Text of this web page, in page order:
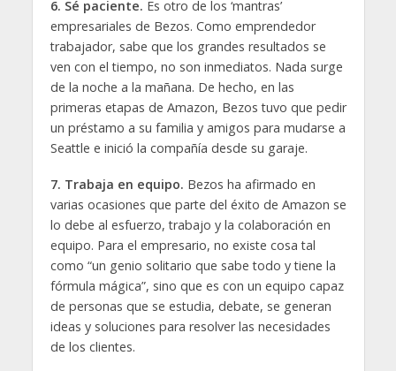
6. Sé paciente. Es otro de los ‘mantras’
empresariales de Bezos. Como emprendedor
trabajador, sabe que los grandes resultados se
ven con el tiempo, no son inmediatos. Nada surge
de la noche a la mañana. De hecho, en las
primeras etapas de Amazon, Bezos tuvo que pedir
un préstamo a su familia y amigos para mudarse a
Seattle e inició la compañía desde su garaje.
7. Trabaja en equipo. Bezos ha afirmado en
varias ocasiones que parte del éxito de Amazon se
lo debe al esfuerzo, trabajo y la colaboración en
equipo. Para el empresario, no existe cosa tal
como “un genio solitario que sabe todo y tiene la
fórmula mágica”, sino que es con un equipo capaz
de personas que se estudia, debate, se generan
ideas y soluciones para resolver las necesidades
de los clientes.